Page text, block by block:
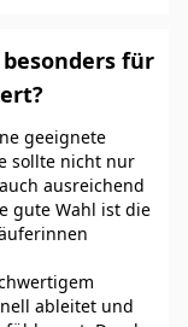
für
geeignete
sollte nicht nur
ausreichend
gute Wahl ist die
ableitet und